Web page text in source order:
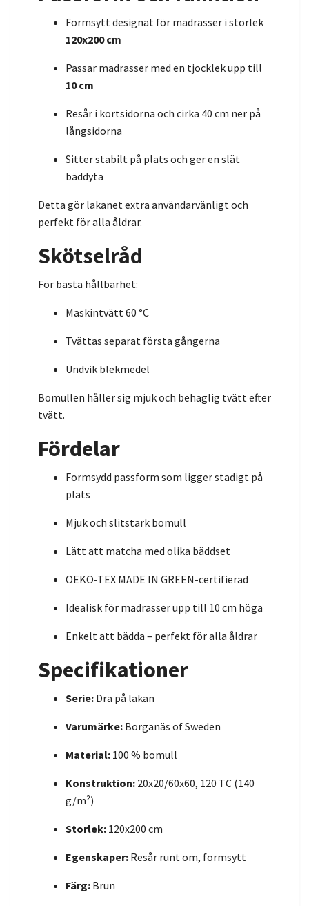
Formsytt designat för madrasser i storlek
120x200 cm
Passar madrasser med en tjocklek upp till
10 cm
Resår i kortsidorna och cirka 40 cm ner på
långsidorna
Sitter stabilt på plats och ger en slät
bäddyta
Detta gör lakanet extra användarvänligt och
perfekt för alla åldrar.
Skötselråd
För bästa hållbarhet:
Maskintvätt 60 °C
Tvättas separat första gångerna
Undvik blekmedel
Bomullen håller sig mjuk och behaglig tvätt efter
tvätt.
Fördelar
Formsydd passform som ligger stadigt på
plats
Mjuk och slitstark bomull
Lätt att matcha med olika bäddset
OEKO-TEX MADE IN GREEN-certifierad
Idealisk för madrasser upp till 10 cm höga
Enkelt att bädda – perfekt för alla åldrar
Specifikationer
Serie: Dra på lakan
Varumärke: Borganäs of Sweden
Material: 100 % bomull
Konstruktion: 20x20/60x60, 120 TC (140
g/m²)
Storlek: 120x200 cm
Egenskaper: Resår runt om, formsytt
Färg: Brun